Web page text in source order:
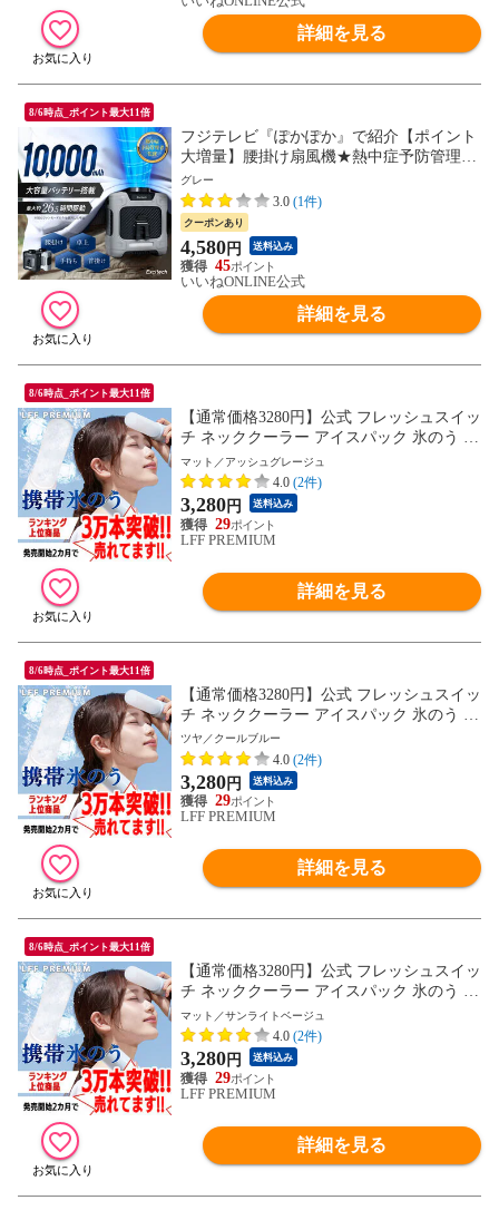
詳細を見る
8/6時点_ポイント最大11倍
フジテレビ『ぽかぽか』で紹介【ポイント
大増量】腰掛け扇風機★熱中症予防管理者
監修 ベルトファン グレー【日本企業企
画】携帯扇風機 強力 【最大26.5時間稼働×
風量3段階調整】 4Way 2026年 Excitech 冷
却 父の日
グレー
3.0 (1件)
クーポンあり
4,580円 送料込み
45
いいねONLINE公式
詳細を見る
8/6時点_ポイント最大11倍
【通常価格3280円】公式 フレッシュスイッ
チ ネッククーラー アイスパック 氷のう 携
帯氷のう 熱中症 首 冷やす 通学 通勤 暑さ
対策 グッズ 魔法瓶ホルダー 保冷 アイスバ
ッグ 氷嚢 結露しない 冷却 冷却グッズ ひ
んやり ゴルフ スポーツ 氷 長持ち
マット／アッシュグレージュ
4.0 (2件)
3,280円 送料込み
29
LFF PREMIUM
詳細を見る
8/6時点_ポイント最大11倍
【通常価格3280円】公式 フレッシュスイッ
チ ネッククーラー アイスパック 氷のう 携
帯氷のう 熱中症 首 冷やす 通学 通勤 暑さ
対策 グッズ 魔法瓶ホルダー 保冷 アイスバ
ッグ 氷嚢 結露しない 冷却 冷却グッズ ひ
んやり ゴルフ スポーツ 氷 長持ち
ツヤ／クールブルー
4.0 (2件)
3,280円 送料込み
29
LFF PREMIUM
詳細を見る
8/6時点_ポイント最大11倍
【通常価格3280円】公式 フレッシュスイッ
チ ネッククーラー アイスパック 氷のう 携
帯氷のう 熱中症 首 冷やす 通学 通勤 暑さ
対策 グッズ 魔法瓶ホルダー 保冷 アイスバ
ッグ 氷嚢 結露しない 冷却 冷却グッズ ひ
んやり ゴルフ スポーツ 氷 長持ち
マット／サンライトベージュ
4.0 (2件)
3,280円 送料込み
29
LFF PREMIUM
詳細を見る